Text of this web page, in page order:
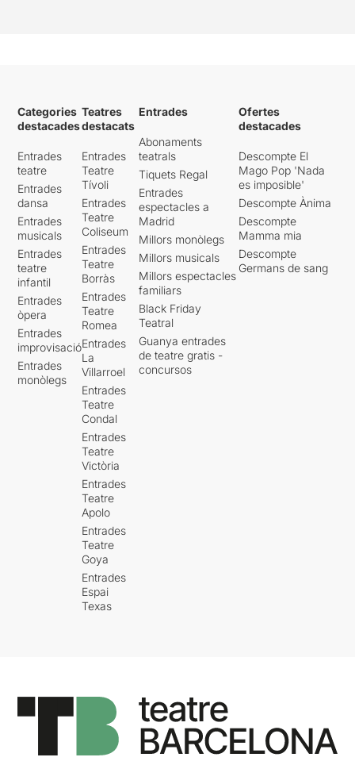
Categories
destacades
Entrades
teatre
Entrades
dansa
Entrades
musicals
Entrades
teatre
infantil
Entrades
òpera
Entrades
improvisació
Entrades
monòlegs
Teatres
destacats
Entrades
Teatre
Tívoli
Entrades
Teatre
Coliseum
Entrades
Teatre
Borràs
Entrades
Teatre
Romea
Entrades
La
Villarroel
Entrades
Teatre
Condal
Entrades
Teatre
Victòria
Entrades
Teatre
Apolo
Entrades
Teatre
Goya
Entrades
Espai
Texas
Entrades
Abonaments
teatrals
Tiquets Regal
Entrades
espectacles a
Madrid
Millors monòlegs
Millors musicals
Millors espectacles
familiars
Black Friday
Teatral
Guanya entrades
de teatre gratis -
concursos
Ofertes
destacades
Descompte El
Mago Pop 'Nada
es imposible'
Descompte Ànima
Descompte
Mamma mia
Descompte
Germans de sang